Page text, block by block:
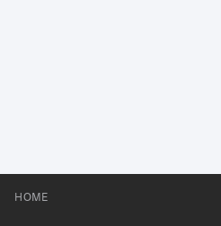
HOME